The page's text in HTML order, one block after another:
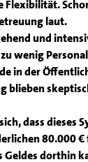
laut.
und
wenig
in der
blieben
dass dieses
80.000
dorthin